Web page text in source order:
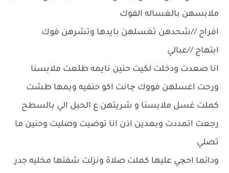
ملابسهن بالغساله الفوك
افراح //شحدهن تغسلهن بايدها وتشرهن فوك
ابتهاج //عبالي
انا صعدت ودخلت لكيت حنين نايمه طلعت ملابسنا
ورحت اغسلهن فووك چانت اكو حنفيه ويمها طشت
كملت غسل ملابسنا و شريتهن ع الحبل الي بالسطح
رجعت اتمددت وبعدين اذن انا توضيت وصليت وحنين ما
تصلي
ودائما احچي عليها كملت صلاة ونزلت شفتها مخليه جدر